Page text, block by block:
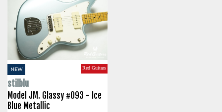
NEW Red Guitars
stilblu
Model JM. Glassy #093 - Ice
Blue Metallic